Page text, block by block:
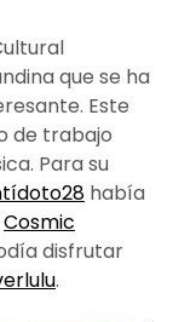
que se ha
Este
de trabajo
Para su
había
Cosmic
disfrutar
.